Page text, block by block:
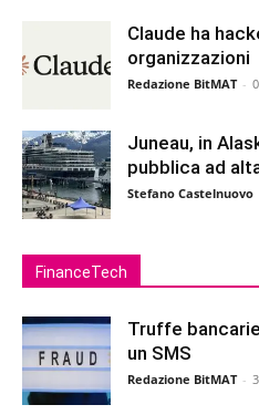
Claude ha
organizzazioni
Redazione BitMAT -
Juneau, in
pubblica ad
Stefano Castelnuovo
FinanceTech
Truffe
un SMS
Redazione BitMAT -